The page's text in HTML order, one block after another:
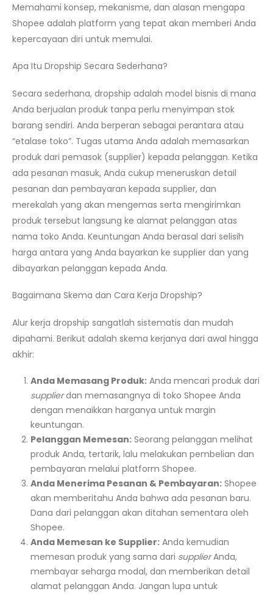
Memahami konsep, mekanisme, dan alasan mengapa
Shopee adalah platform yang tepat akan memberi Anda
kepercayaan diri untuk memulai.
Apa Itu Dropship Secara Sederhana?
Secara sederhana, dropship adalah model bisnis di mana
Anda berjualan produk tanpa perlu menyimpan stok
barang sendiri. Anda berperan sebagai perantara atau
“etalase toko”. Tugas utama Anda adalah memasarkan
produk dari pemasok (supplier) kepada pelanggan. Ketika
ada pesanan masuk, Anda cukup meneruskan detail
pesanan dan pembayaran kepada supplier, dan
merekalah yang akan mengemas serta mengirimkan
produk tersebut langsung ke alamat pelanggan atas
nama toko Anda. Keuntungan Anda berasal dari selisih
harga antara yang Anda bayarkan ke supplier dan yang
dibayarkan pelanggan kepada Anda.
Bagaimana Skema dan Cara Kerja Dropship?
Alur kerja dropship sangatlah sistematis dan mudah
dipahami. Berikut adalah skema kerjanya dari awal hingga
akhir:
Anda Memasang Produk:Anda mencari produk dari
supplierdan memasangnya di toko Shopee Anda
dengan menaikkan harganya untuk margin
keuntungan.
Pelanggan Memesan:Seorang pelanggan melihat
produk Anda, tertarik, lalu melakukan pembelian dan
pembayaran melalui platform Shopee.
Anda Menerima Pesanan & Pembayaran:Shopee
akan memberitahu Anda bahwa ada pesanan baru.
Dana dari pelanggan akan ditahan sementara oleh
Shopee.
Anda Memesan ke Supplier:Anda kemudian
memesan produk yang sama dari supplierAnda,
membayar seharga modal, dan memberikan detail
alamat pelanggan Anda. Jangan lupa untuk